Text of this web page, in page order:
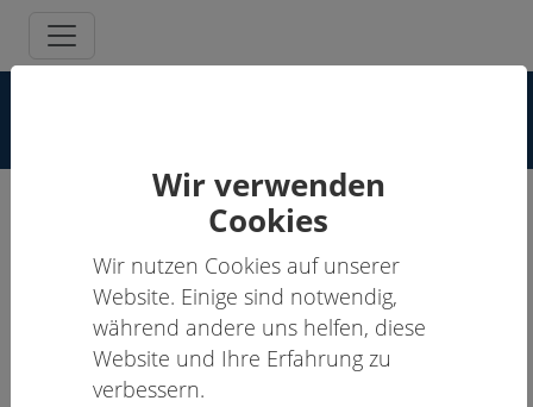
Wir verwenden
Cookies
Wir nutzen Cookies auf unserer
Website. Einige sind notwendig,
während andere uns helfen, diese
Website und Ihre Erfahrung zu
verbessern.
Aktuelle Curricula
Schulungsportal der DGPSF
Richtlinien und Lernziele
Richtlinien
Lernziele